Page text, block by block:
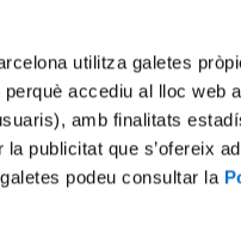
utilitza galetes
accediu al lloc
amb finalitats
publicitat que s’ofereix
podeu consultar la